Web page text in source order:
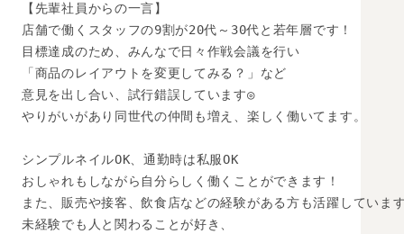
【先輩社員からの一言】
店舗で働くスタッフの9割が20代～30代と若年層です！
目標達成のため、みんなで日々作戦会議を行い
「商品のレイアウトを変更してみる？」など
意見を出し合い、試行錯誤しています◎
やりがいがあり同世代の仲間も増え、楽しく働いてます。
シンプルネイルOK、通勤時は私服OK
おしゃれもしながら自分らしく働くことができます！
また、販売や接客、飲食店などの経験がある方も活躍していま
未経験でも人と関わることが好き、